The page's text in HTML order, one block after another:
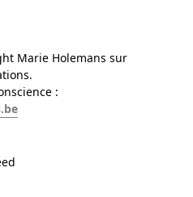
Marie Holemans sur
: